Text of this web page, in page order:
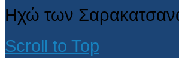
Ηχώ των
Scroll to Top